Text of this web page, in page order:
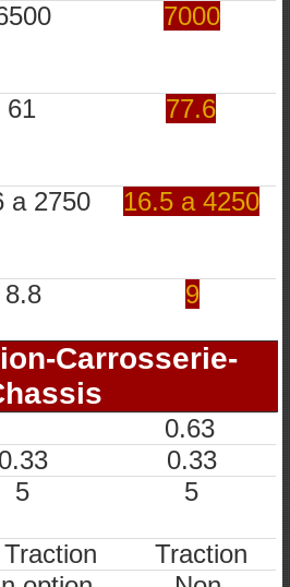
7000
61 77.6
a 2750 16.5 a 4250
8.8 9
Carrosserie-
0.63
0.33
0.33
5 5
Traction
Traction